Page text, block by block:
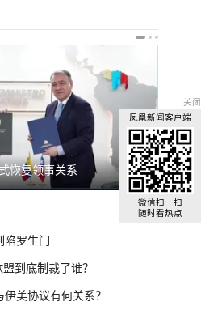
子
恢复领事关系 英国
陷罗生门
到底制裁了谁？
美协议有何关系？
关闭
凤凰新闻客户端
微信扫一扫
随时看热点